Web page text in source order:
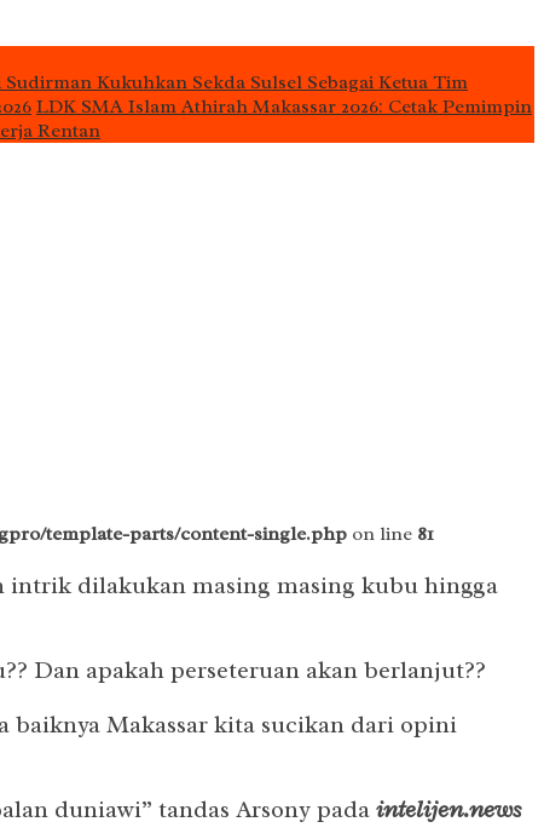
Kukuhkan Sekda Sulsel Sebagai Ketua Tim
LDK SMA Islam Athirah Makassar 2026: Cetak Pemimpin
Rentan
template-parts/content-single.php on line 81
intrik dilakukan masing masing kubu hingga
Dan apakah perseteruan akan berlanjut??
baiknya Makassar kita sucikan dari opini
duniawi” tandas Arsony pada intelijen.news